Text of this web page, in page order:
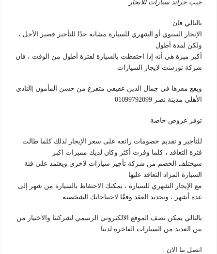
جيب جراند سيارات للايجار
بالتالي فان
الإيجار السنوي أو الشهري للسيارة مشابه جدًا للتأجير قصير الأجل ،
ولكن لمدة أطول
أكبر ميزة هي أنه إذا احتفظت بالسيارة لفترة أطول من الوقت ، فان
شركة تورست لايجار السيارات
ويقع مقرها في جمال الدين عفيفي متفرع من حسن المأمون |النادي
الأهلي مدينة نصر 01099792099
توفر عروض خاصة
للتأجير و تقديم خصومات رائعه على سعر الإيجار لذلك كلما طالت
فترة التعاقد ، كلما وفرت أكثر وكان لديك مميزات اكبر
سيختلف الخصم من شركة تأجير سيارات لاخرى ويعتمد على فئة
السيارة المراد التعاقد عليها
مع الإيجار الشهري للسيارة ، يمكنك الاحتفاظ بالسيارة من شهر إلى
عدة أشهر ، وتجديد العقد وفقًا لاحتياجاتك الشخصية
بالتالي يمكن تصف الموقع الالكتروني الرسمي لشركتنا والاختيار من
بين العديد من السيارات الفاخرة لدينا
اتصل بنا الان :